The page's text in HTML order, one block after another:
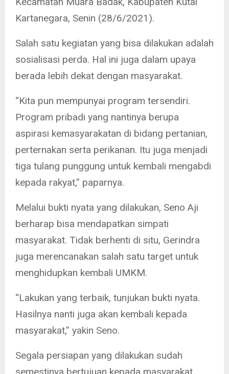
Kartanegara, Senin (28/6/2021).
Salah satu kegiatan yang bisa dilakukan adalah
sosialisasi perda. Hal ini juga dalam upaya
berada lebih dekat dengan masyarakat.
“Kita pun mempunyai program tersendiri.
Program pribadi yang nantinya berupa
aspirasi kemasyarakatan di bidang pertanian,
perternakan serta perikanan. Itu juga menjadi
tiga tulang punggung untuk kembali mengabdi
kepada rakyat,” paparnya.
Melalui bukti nyata yang dilakukan, Seno Aji
berharap bisa mendapatkan simpati
masyarakat. Tidak berhenti di situ, Gerindra
juga merencanakan salah satu target untuk
menghidupkan kembali UMKM.
“Lakukan yang terbaik, tunjukan bukti nyata.
Hasilnya nanti juga akan kembali kepada
masyarakat,” yakin Seno.
Segala persiapan yang dilakukan sudah